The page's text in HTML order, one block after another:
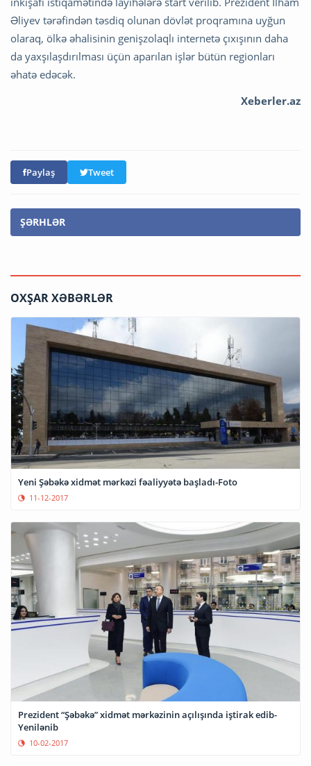
Əliyev tərəfindən təsdiq olunan dövlət proqramına uyğun
olaraq, ölkə əhalisinin genişzolaqlı internetə çıxışının daha
da yaxşılaşdırılması üçün aparılan işlər bütün regionları
əhatə edəcək.
Xeberler.az
Paylaş Tweet
ŞƏRHLƏR
OXŞAR XƏBƏRLƏR
Yeni Şəbəkə xidmət mərkəzi fəaliyyətə başladı-Foto
11-12-2017
Prezident “Şəbəkə” xidmət mərkəzinin açılışında iştirak edib-
Yenilənib
10-02-2017